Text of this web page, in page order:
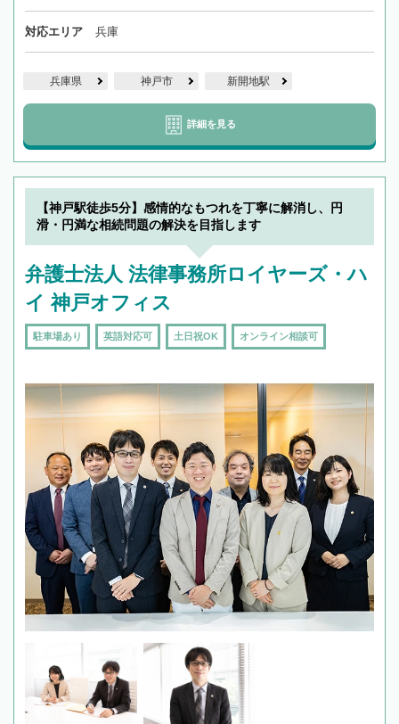
対応エリア 兵庫
兵庫県 神戸市 新開地駅
詳細を見る
【神戸駅徒歩5分】感情的なもつれを丁寧に解消し、円
滑・円満な相続問題の解決を目指します
弁護士法人 法律事務所ロイヤーズ・ハ
イ 神戸オフィス
駐車場あり 英語対応可 土日祝OK オンライン相談可